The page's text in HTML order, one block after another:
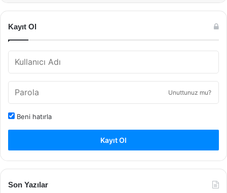
Kayıt Ol
Unuttunuz mu?
Beni hatırla
Kayıt Ol
Son Yazılar